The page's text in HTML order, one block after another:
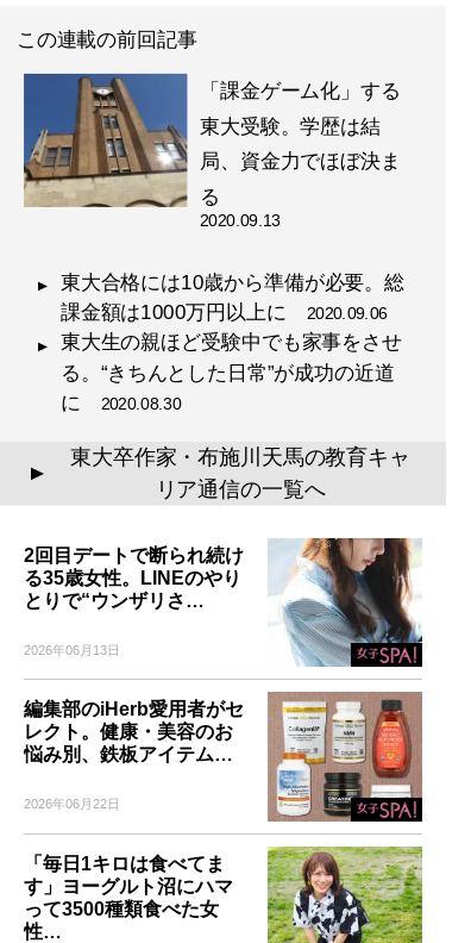
この連載の前回記事
「課金ゲーム化」する
東大受験。学歴は結
局、資金力でほぼ決ま
る
2020.09.13
東大合格には10歳から準備が必要。総
課金額は1000万円以上に
2020.09.06
東大生の親ほど受験中でも家事をさせ
る。“きちんとした日常”が成功の近道
に 2020.08.30
▲
東大卒作家・布施川天馬の教育キャ
リア通信の一覧へ
2回目デートで断られ続け
る35歳女性。LINEのやり
とりで“ウンザリさ…
2026年06月13日
編集部のiHerb愛用者がセ
レクト。健康・美容のお
悩み別、鉄板アイテム…
2026年06月22日
「毎日1キロは食べてま
す」ヨーグルト沼にハマ
って3500種類食べた女
性…